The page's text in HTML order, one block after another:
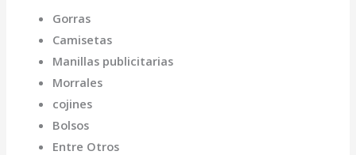
Gorras
Camisetas
Manillas publicitarias
Morrales
cojines
Bolsos
Entre Otros